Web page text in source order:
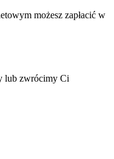
możesz zapłacić w
lub zwrócimy Ci